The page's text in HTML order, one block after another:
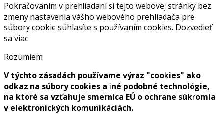
Pokračovaním v prehliadaní si tejto webovej stránky bez
zmeny nastavenia vášho webového prehliadača pre
súbory cookie súhlasíte s používaním cookies. Dozvedieť
sa viac
Rozumiem
V týchto zásadách používame výraz "cookies" ako
odkaz na súbory cookies a iné podobné technológie,
na ktoré sa vzťahuje smernica EÚ o ochrane súkromia
v elektronických komunikáciách.